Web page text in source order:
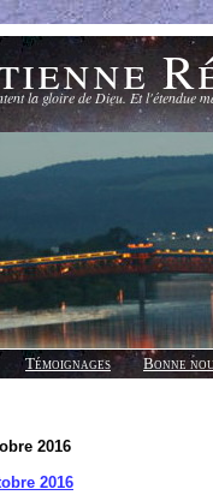
la gloire de Dieu. Et l'étendue
Témoignages Bonne
2016
2016